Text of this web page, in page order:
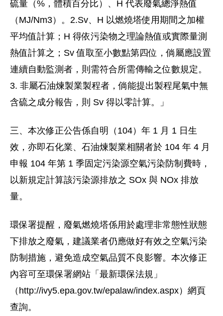
硫量（%，體積百分比）、H 代表廢氣總淨熱值
（MJ/Nm3）。2.Sv、H 以燃燒塔使用期間之加權
平均值計算；H 得依污染物之理論熱值或實際量測
熱值計算之；Sv 值取至小數點第四位，倘屬應設置
連續自動監測者，則需符合所需傳輸之位數規定。
3. 非屬石油煉製業製程者，倘能提出製程尾氣中無
含硫之成分報告，則 Sv 得以零計算。」
三、本次修正公告係自明（104）年 1 月 1 日生
效，亦即石化業、石油煉製業相關者於 104 年 4 月
申報 104 年第 1 季固定污染源空氣污染防制費時，
以新規定計算該污染源排放之 SOx 與 NOx 排放
量。
環保署提醒，廢氣燃燒塔係用於處理非常態性狀態
下排放之廢氣，建議業者仍應做好有效之空氣污染
防制措施，避免造成空氣品質不良影響。本次修正
內容可至環保署網站「最新環保法規」
（http://ivy5.epa.gov.tw/epalaw/index.aspx）網頁
查詢。